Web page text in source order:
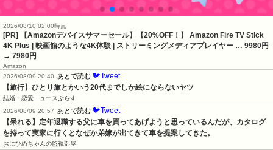
2026/08/10 02:00時点
[PR] 【Amazonデバイスサマーセール】【20%OFF！】 Amazon Fire TV Stick
4K Plus | 映画館のような4K体験 | ストリーミングメディアプレイヤー … 9980円
→ 7980円
Amazon
2026/08/09 20:40
あとで読む 🐦Tweet
【旅行】ひとり旅とかいう20代までしか絵にならないヤツ
結婚・恋愛ニュースぷらす
2026/08/09 20:57
あとで読む 🐦Tweet
【呆れる】定年退職する父に車を買ってあげようと思っているんだが、カタログ
を持って実家に行くとなぜか弟嫁が出てきて車を提案してきた。
おにひめちゃんの監視部屋